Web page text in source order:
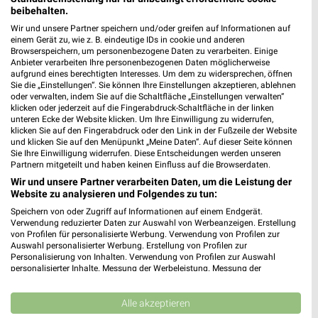
7,6 km
Angebote ab 17.08.
Gültig ab Mo. 17.08.
12,2 km
Mo-Mi Angebote ab 10.08.
Gültig ab Mo. 10.08.
PENNY
7,2 km
Angebote ab 10.08.
XXXLutz
Wohnen Spezial
beibehalten.
Wir und unsere Partner speichern und/oder greifen auf Informationen auf
einem Gerät zu, wie z. B. eindeutige IDs in cookie und anderen
Browserspeichern, um personenbezogene Daten zu verarbeiten. Einige
Anbieter verarbeiten Ihre personenbezogenen Daten möglicherweise
aufgrund eines berechtigten Interesses. Um dem zu widersprechen, öffnen
Sie die „Einstellungen“. Sie können Ihre Einstellungen akzeptieren, ablehnen
oder verwalten, indem Sie auf die Schaltfläche „Einstellungen verwalten“
klicken oder jederzeit auf die Fingerabdruck-Schaltfläche in der linken
unteren Ecke der Website klicken. Um Ihre Einwilligung zu widerrufen,
klicken Sie auf den Fingerabdruck oder den Link in der Fußzeile der Website
und klicken Sie auf den Menüpunkt „Meine Daten“. Auf dieser Seite können
Sie Ihre Einwilligung widerrufen. Diese Entscheidungen werden unseren
Partnern mitgeteilt und haben keinen Einfluss auf die Browserdaten.
Wir und unsere Partner verarbeiten Daten, um die Leistung der
Website zu analysieren und Folgendes zu tun:
Speichern von oder Zugriff auf Informationen auf einem Endgerät.
Verwendung reduzierter Daten zur Auswahl von Werbeanzeigen. Erstellung
von Profilen für personalisierte Werbung. Verwendung von Profilen zur
Auswahl personalisierter Werbung. Erstellung von Profilen zur
Personalisierung von Inhalten. Verwendung von Profilen zur Auswahl
personalisierter Inhalte. Messung der Werbeleistung. Messung der
Kombinationen von Daten aus verschiedenen Quellen. Entwicklung und
Verbesserung der Angebote. Verwendung reduzierter Daten zur Auswahl
von Inhalten.
Alle akzeptieren